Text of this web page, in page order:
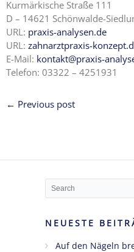
Kurmärkische Straße 111
D – 14621 Schönwalde-
URL: praxis-analysen.de
URL: zahnarztpraxis-
E-Mail: kontakt@praxis-
Telefon: 03322 – 4251931
← Previous post
NEUESTE
Auf den Nägeln